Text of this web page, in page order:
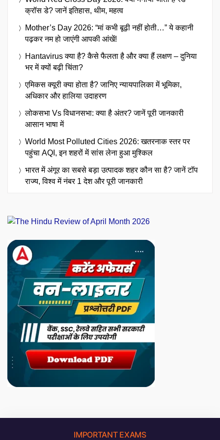
क्रॉस डे? जानें इतिहास, थीम, महत्व
Mother’s Day 2026: “मां कभी बूढ़ी नहीं होती…” ये कहानी
पढ़कर नम हो जाएंगी आपकी आंखें!
Hantavirus क्या है? कैसे फैलता है और क्या हैं लक्षण – दुनिया
भर में क्यों बढ़ी चिंता?
एमिकस क्यूरी क्या होता है? जानिए न्यायपालिका में भूमिका,
अधिकार और हालिया उदाहरण
लोकसभा Vs विधानसभा: क्या है अंतर? जानें पूरी जानकारी
आसान भाषा में
World Most Polluted Cities 2026: खतरनाक स्तर पर
पहुंचा AQI, इन शहरों में सांस लेना हुआ मुश्किल
भारत में अंगूर का सबसे बड़ा उत्पादक शहर कौन सा है? जानें टॉप
राज्य, विश्व में नंबर 1 देश और पूरी जानकारी
IMPORTANT EXAMS